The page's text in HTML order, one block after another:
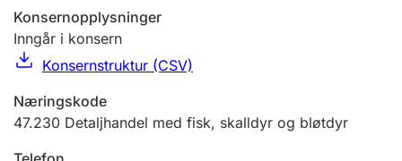
Offentlig sektor
Andre tema
Konsernopplysninger
Inngår i konsern
Konsernstruktur (CSV)
Næringskode
47.230 Detaljhandel med fisk, skalldyr og bløtdyr